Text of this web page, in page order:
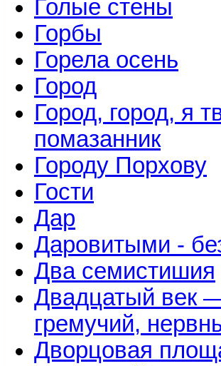
Голые стены
Горбы
Горела осень
Город
Город, город, я
помазанник
Городу Порхову
Гости
Дар
Даровитыми -
Два семистишия
Двадцатый век
гремучий,
Дворцовая